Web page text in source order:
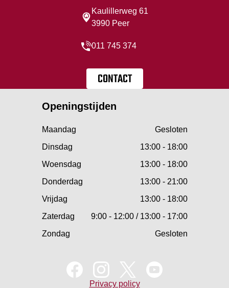
Kaulillerweg 61
3990 Peer
011 745 374
CONTACT
Openingstijden
Maandag
Gesloten
Dinsdag
13:00 - 18:00
Woensdag
13:00 - 18:00
Donderdag
13:00 - 21:00
Vrijdag
13:00 - 18:00
Zaterdag
9:00 - 12:00 / 13:00 - 17:00
Zondag
Gesloten
Privacy policy